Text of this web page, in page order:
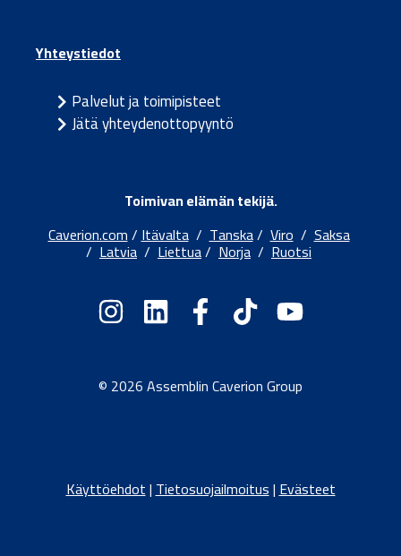
Yhteystiedot
Palvelut ja toimipisteet
Jätä yhteydenottopyyntö
Toimivan elämän tekijä.
Caverion.com/Itävalta/Tanska/Viro/Saksa
/ Latvia / Liettua/ Norja / Ruotsi
© 2026 Assemblin Caverion Group
Käyttöehdot|Tietosuojailmoitus|Evästeet